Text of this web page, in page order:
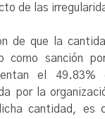
de las
de que la
como sanción
el 49.83%
por la
cantidad, es